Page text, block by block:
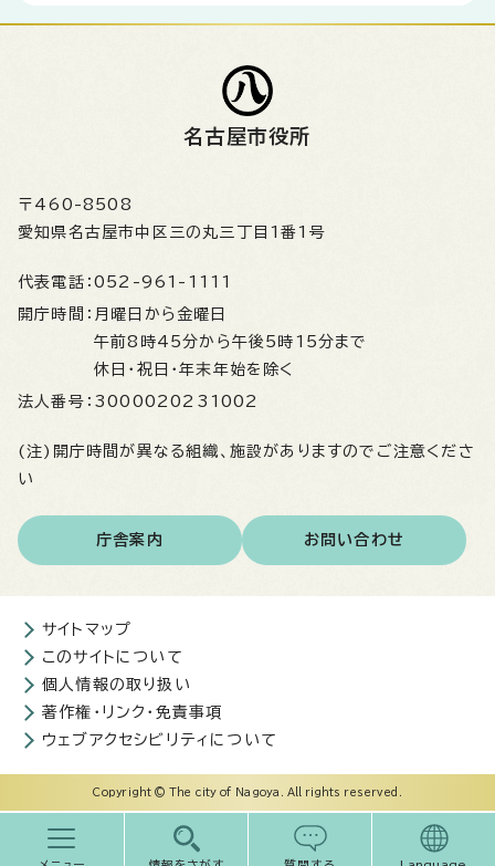
名古屋市役所
〒460-8508
愛知県名古屋市中区三の丸三丁目1番1号
代表電話： 052-961-1111
開庁時間： 月曜日から金曜日
午前8時45分から午後5時15分まで
休日・祝日・年末年始を除く
法人番号： 3000020231002
(注)開庁時間が異なる組織、施設がありますのでご注意くださ
い
庁舎案内 お問い合わせ
サイトマップ
このサイトについて
個人情報の取り扱い
著作権・リンク・免責事項
ウェブアクセシビリティについて
Copyright © The city of Nagoya. All rights reserved.